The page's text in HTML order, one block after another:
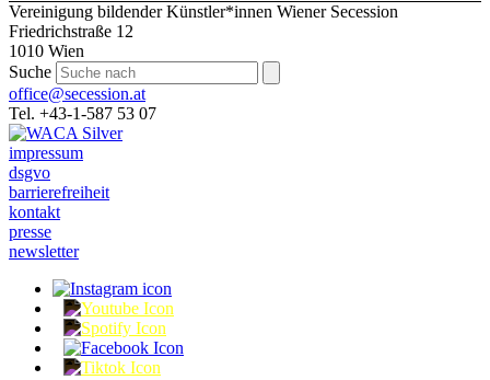
Vereinigung bildender Künstler*innen Wiener Secession
Friedrichstraße 12
1010 Wien
Suche
office@secession.at
Tel. +43-1-587 53 07
impressum
dsgvo
barrierefreiheit
kontakt
presse
newsletter